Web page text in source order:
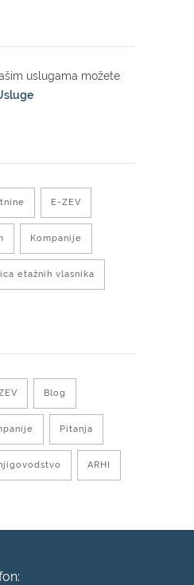
uslugama možete
E-ZEV
Kompanije
etažnih vlasnika
Blog
Pitanja
ARHI